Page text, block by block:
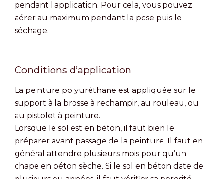
pendant l’application. Pour cela, vous pouvez
aérer au maximum pendant la pose puis le
séchage.
Conditions d’application
La peinture polyuréthane est appliquée sur le
support à la brosse à rechampir, au rouleau, ou
au pistolet à peinture.
Lorsque le sol est en béton, il faut bien le
préparer avant passage de la peinture. Il faut en
général attendre plusieurs mois pour qu’un
chape en béton sèche. Si le sol en béton date de